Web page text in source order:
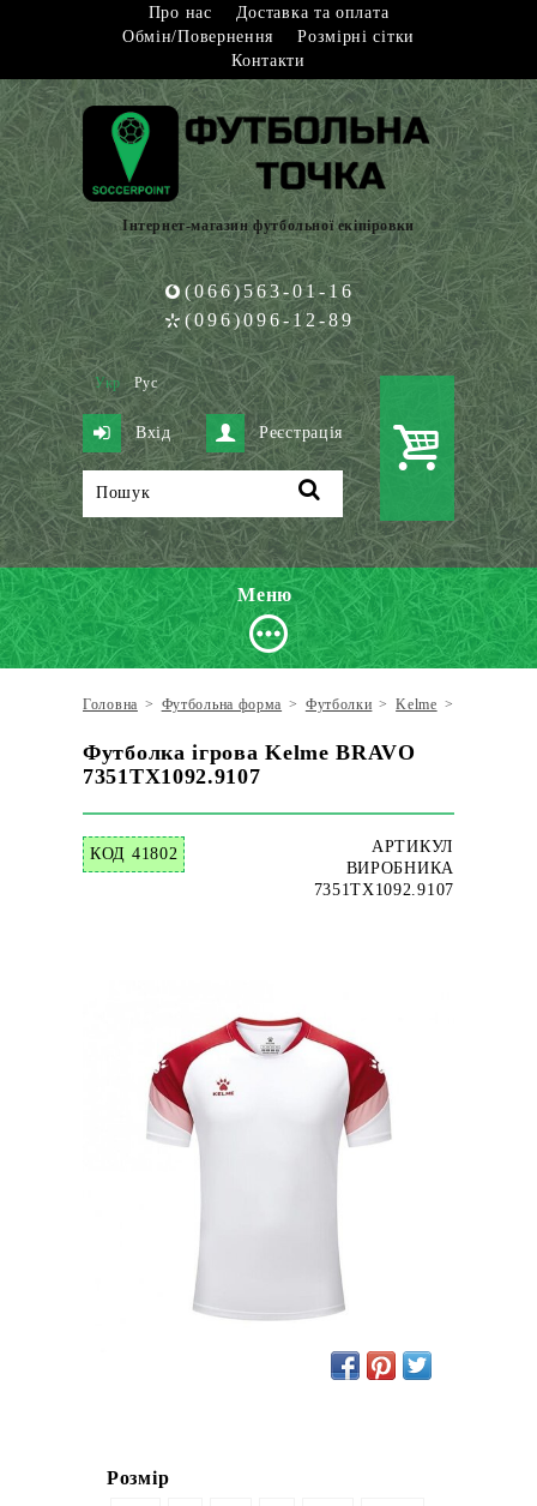
Про нас
Доставка та оплата
Обмін/Повернення
Розмірні сітки
Контакти
Інтернет-магазин футбольної екіпіровки
(066)563-01-16
(096)096-12-89
Укр Рус
Вхід Реєстрація
Меню
Головна > Футбольна форма > Футболки > Kelme >
Футболка ігрова Kelme BRAVO
7351TX1092.9107
КОД 41802
АРТИКУЛ
ВИРОБНИКА
7351TX1092.9107
Розмір